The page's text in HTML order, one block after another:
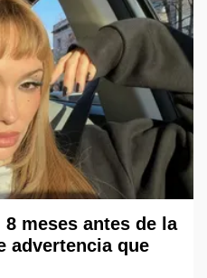
meses antes de la
advertencia que